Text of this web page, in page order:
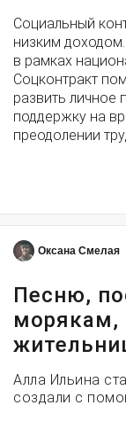
Социальный
низким
в рамках
Соцконтракт
развить личное
поддержку на
преодолении
Оксана Смелая
Песню,
морякам,
Алла Ильина
создали с